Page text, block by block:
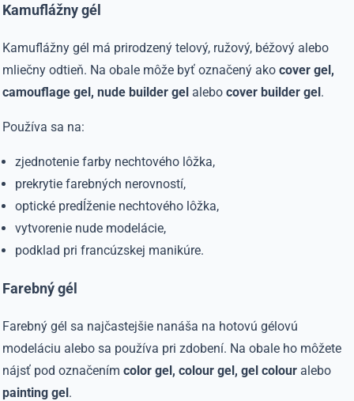
Kamuflážny gél
Kamuflážny gél má prirodzený telový, ružový, béžový alebo
mliečny odtieň. Na obale môže byť označený akocover gel,
camouflage gel, nude builder gel alebocover builder gel.
Používa sa na:
zjednotenie farby nechtového lôžka,
prekrytie farebných nerovností,
optické predĺženie nechtového lôžka,
vytvorenie nude modelácie,
podklad pri francúzskej manikúre.
Farebný gél
Farebný gél sa najčastejšie nanáša na hotovú gélovú
modeláciu alebo sa používa pri zdobení. Na obale ho môžete
nájsť pod označenímcolor gel, colour gel, gel colour alebo
painting gel.